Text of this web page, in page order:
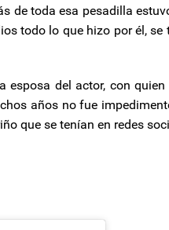
de toda esa pesadilla
todo lo que hizo por él, se
esposa del actor, con
años no fue
que se tenían en redes